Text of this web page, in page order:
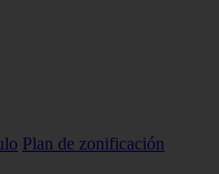
Plan de zonificación